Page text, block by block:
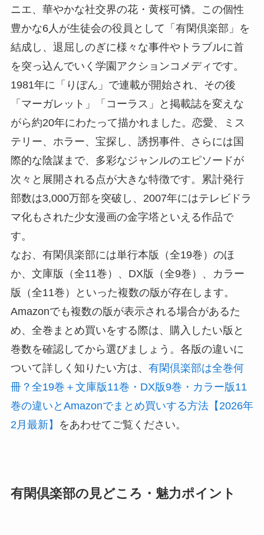
ニエ、華やかな社交界の花・黄桜可憐。この個性
豊かな6人が生徒会の役員として「有閑倶楽部」を
結成し、退屈しのぎに様々な事件やトラブルに首
を突っ込んでいく学園アクションコメディです。
1981年に「りぼん」で連載が開始され、その後
「マーガレット」「コーラス」と掲載誌を変えな
がら約20年にわたって描かれました。恋愛、ミス
テリー、ホラー、宝探し、誘拐事件、さらには国
際的な陰謀まで、多彩なジャンルのエピソードが
次々と展開される点が大きな特徴です。累計発行
部数は3,000万部を突破し、2007年にはテレビドラ
マ化もされた少女漫画の金字塔といえる作品で
す。
なお、有閑倶楽部には単行本版（全19巻）のほ
か、文庫版（全11巻）、DX版（全9巻）、カラー
版（全11巻）といった複数の版が存在します。
Amazonでも複数の版が表示される場合があるた
め、全巻まとめ買いをする際は、購入したい版と
巻数を確認してから選びましょう。各版の違いに
ついて詳しく知りたい方は、 有閑倶楽部は全巻何
冊？全19巻＋文庫版11巻・DX版9巻・カラー版11
巻の違いとAmazonでまとめ買いする方法【2026年
2月最新】
をあわせてご覧ください。
有閑倶楽部の見どころ・魅力ポイント